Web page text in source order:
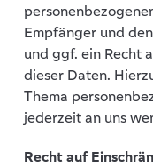
Empfänger und
und ggf. ein Recht
dieser Daten.
Thema
jederzeit an uns
Recht auf